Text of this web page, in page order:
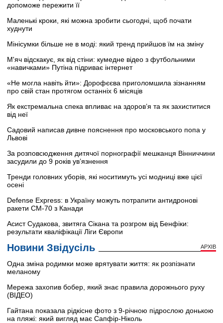
допоможе пережити її
Маленькі кроки, які можна зробити сьогодні, щоб почати
худнути
Мінісумки більше не в моді: який тренд прийшов їм на зміну
М'яч відскакує, як від стіни: кумедне відео з футбольними
«навичками» Путіна підриває інтернет
«Не могла навіть йти»: Дорофєєва приголомшила зізнанням
про свій стан протягом останніх 6 місяців
Як екстремальна спека впливає на здоров’я та як захиститися
від неї
Садовий написав дивне пояснення про московського попа у
Львові
За розповсюдження дитячої порнографії мешканця Вінниччини
засудили до 9 років ув’язнення
Тренди головних уборів, які носитимуть усі модниці вже цієї
осені
Defense Express: в Україну можуть потрапити антидронові
ракети CM-70 з Канади
Асист Судакова, звитяга Сікана та розгром від Бенфіки:
результати кваліфікації Ліги Європи
Новини Звідусіль АРХІВ
Одна зміна родимки може врятувати життя: як розпізнати
меланому
Мережа захопив бобер, який знає правила дорожнього руху
(ВІДЕО)
Гайтана показала рідкісне фото з 9-річною підрослою донькою
на пляжі: який вигляд має Сапфір-Ніколь